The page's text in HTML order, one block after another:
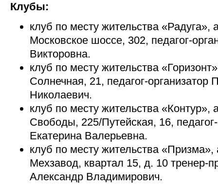
Клубы:
клуб по месту жительства «Радуга»,
Московское шоссе, 302, педагог-
Викторовна.
клуб по месту жительства
Солнечная, 21, педагог-организатор
Николаевич.
клуб по месту жительства «Контур»,
Свободы, 225/Путейская, 16,
Екатерина Валерьевна.
клуб по месту жительства
Мехзавод, квартал 15, д. 10 тренер-
Александр Владимирович.